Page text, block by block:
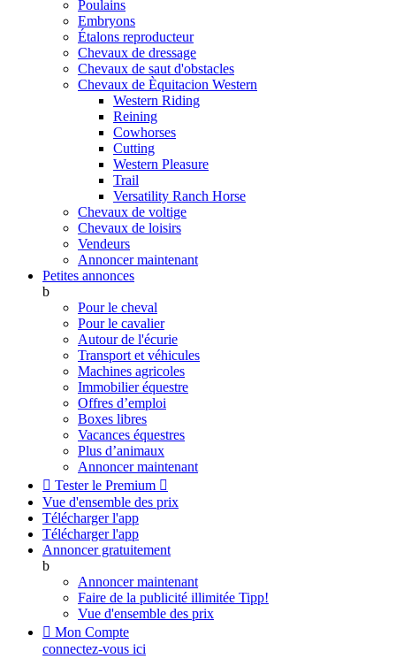
Poulains
Embryons
Étalons reproducteur
Chevaux de dressage
Chevaux de saut d'obstacles
Chevaux de Èquitacion Western
Western Riding
Reining
Cowhorses
Cutting
Western Pleasure
Trail
Versatility Ranch Horse
Chevaux de voltige
Chevaux de loisirs
Vendeurs
Annoncer maintenant
Petites annonces
b
Pour le cheval
Pour le cavalier
Autour de l'écurie
Transport et véhicules
Machines agricoles
Immobilier équestre
Offres d’emploi
Boxes libres
Vacances équestres
Plus d’animaux
Annoncer maintenant
 Tester le Premium 
Vue d'ensemble des prix
Télécharger l'app
Télécharger l'app
Annoncer gratuitement
b
Annoncer maintenant
Faire de la publicité illimitée Tipp!
Vue d'ensemble des prix
 Mon Compte
connectez-vous ici